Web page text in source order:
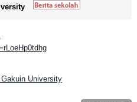
University